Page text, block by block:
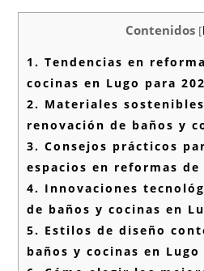
Contenidos [
1. Tendencias en
cocinas en Lugo para
2. Materiales
renovación de baños y
3. Consejos prácticos
espacios en reformas
4. Innovaciones
de baños y cocinas en
5. Estilos de diseño
baños y cocinas en Lugo